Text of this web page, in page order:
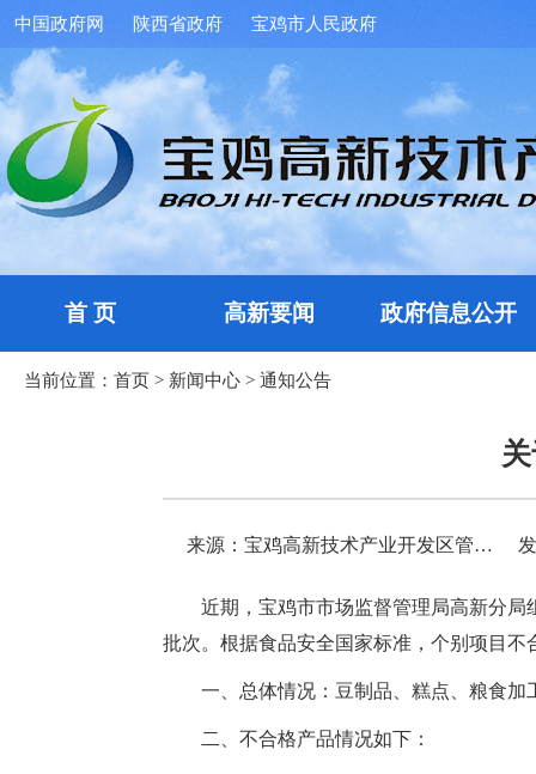
中国政府网 陕西省政府 宝鸡市人民政府
首 页 高新要闻 政府信息公开
当前位置： 首页 > 新闻中心 > 通知公告
来源：宝鸡高新技术产业开发区管理委员会
近期，宝鸡市市场监督管理局高新分局
批次。根据食品安全国家标准，个别项目
一、总体情况：豆制品、糕点、粮食加
二、不合格产品情况如下：